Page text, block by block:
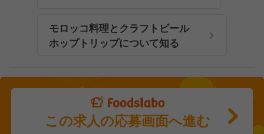
モロッコ料理とクラフトビール
ホップトリップについて知る
この求人の応募画面へ進む